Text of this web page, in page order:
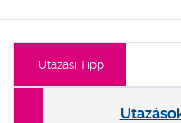
Utazási Tipp